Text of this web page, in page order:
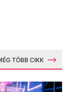
TÖBB CIKK